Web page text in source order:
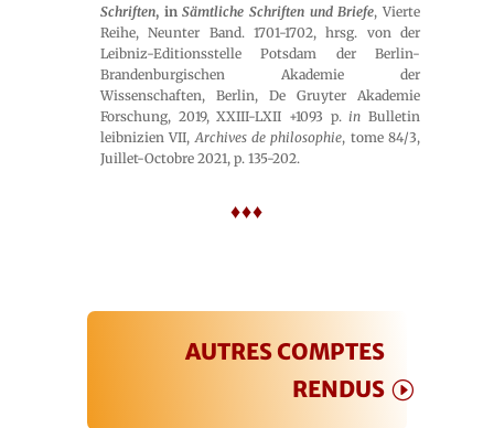
Schriften, inSämtliche Schriften und Briefe, Vierte
Reihe, Neunter Band. 1701-1702, hrsg. von der
Leibniz-Editionsstelle Potsdam der Berlin-
Brandenburgischen Akademie der
Wissenschaften, Berlin, De Gruyter Akademie
Forschung, 2019, XXIII-LXII +1093 p.in Bulletin
leibnizien VII,Archives de philosophie, tome 84/3,
Juillet-Octobre 2021, p. 135-202.
♦♦♦
AUTRES COMPTES
RENDUS